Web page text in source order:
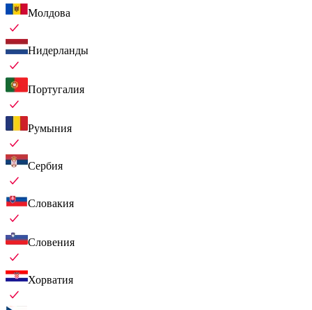
Молдова
Нидерланды
Португалия
Румыния
Сербия
Словакия
Словения
Хорватия